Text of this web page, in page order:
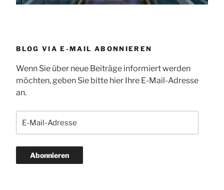
BLOG VIA E-MAIL ABONNIEREN
Wenn Sie über neue Beiträge informiert werden
möchten, geben Sie bitte hier Ihre E-Mail-Adresse
an.
Mail-
Abonnieren